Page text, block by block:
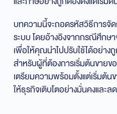
บทความนี้จะถอดรหัสวิธีการจั
ระบบ โดยอ้างอิงจากกรณีศึกษ
เพื่อให้คุณนำไปปรับใช้ได้อย่า
สำหรับผู้ที่ต้องการเริ่มต้นขายข
เตรียมความพร้อมตั้งแต่เริ่มต้น
ให้ธุรกิจเติบโตอย่างมั่นคงและ